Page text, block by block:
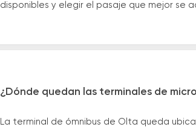
disponibles y elegir el pasaje que mejor se
¿Dónde quedan las terminales de
La terminal de ómnibus de Olta queda